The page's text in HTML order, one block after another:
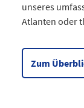
Datentabelle
Kommunales
unseres
Atlanten oder
Zum